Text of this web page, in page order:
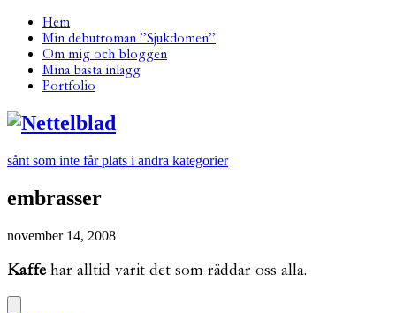
Hem
Min debutroman ”Sjukdomen”
Om mig och bloggen
Mina bästa inlägg
Portfolio
sånt som inte får plats i andra kategorier
embrasser
november 14, 2008
Kaffe har alltid varit det som räddar oss alla.